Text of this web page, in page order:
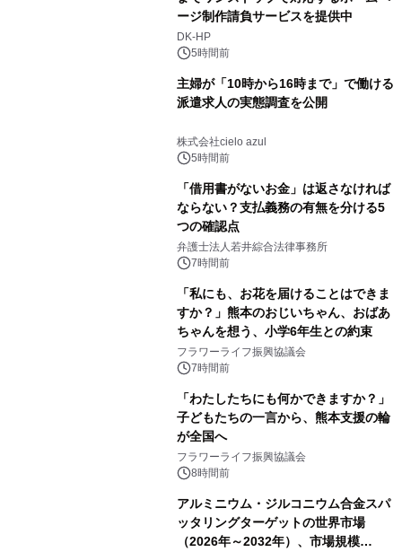
ージ制作請負サービスを提供中
DK-HP
5時間前
主婦が「10時から16時まで」で働ける
派遣求人の実態調査を公開
株式会社cielo azul
5時間前
「借用書がないお金」は返さなければ
ならない？支払義務の有無を分ける5
つの確認点
弁護士法人若井綜合法律事務所
7時間前
「私にも、お花を届けることはできま
すか？」熊本のおじいちゃん、おばあ
ちゃんを想う、小学6年生との約束
フラワーライフ振興協議会
7時間前
「わたしたちにも何かできますか？」
子どもたちの一言から、熊本支援の輪
が全国へ
フラワーライフ振興協議会
8時間前
アルミニウム・ジルコニウム合金スパ
ッタリングターゲットの世界市場
（2026年～2032年）、市場規模